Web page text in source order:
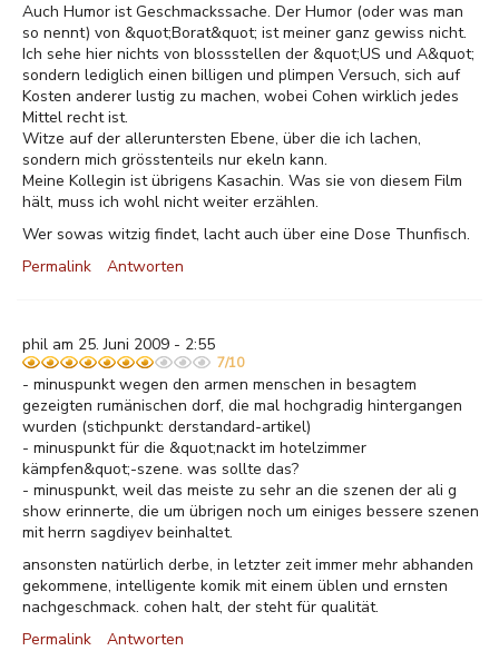
Auch Humor ist Geschmackssache. Der Humor (oder was man
so nennt) von &quot;Borat&quot; ist meiner ganz gewiss nicht.
Ich sehe hier nichts von blossstellen der &quot;US und A&quot;
sondern lediglich einen billigen und plimpen Versuch, sich auf
Kosten anderer lustig zu machen, wobei Cohen wirklich jedes
Mittel recht ist.
Witze auf der alleruntersten Ebene, über die ich lachen,
sondern mich grösstenteils nur ekeln kann.
Meine Kollegin ist übrigens Kasachin. Was sie von diesem Film
hält, muss ich wohl nicht weiter erzählen.
Wer sowas witzig findet, lacht auch über eine Dose Thunfisch.
Permalink
Antworten
phil am 25. Juni 2009 - 2:55
7/10
- minuspunkt wegen den armen menschen in besagtem
gezeigten rumänischen dorf, die mal hochgradig hintergangen
wurden (stichpunkt: derstandard-artikel)
- minuspunkt für die &quot;nackt im hotelzimmer
kämpfen&quot;-szene. was sollte das?
- minuspunkt, weil das meiste zu sehr an die szenen der ali g
show erinnerte, die um übrigen noch um einiges bessere szenen
mit herrn sagdiyev beinhaltet.
ansonsten natürlich derbe, in letzter zeit immer mehr abhanden
gekommene, intelligente komik mit einem üblen und ernsten
nachgeschmack. cohen halt, der steht für qualität.
Permalink
Antworten